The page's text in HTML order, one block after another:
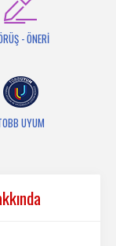
- ÖNERİ
UYUM